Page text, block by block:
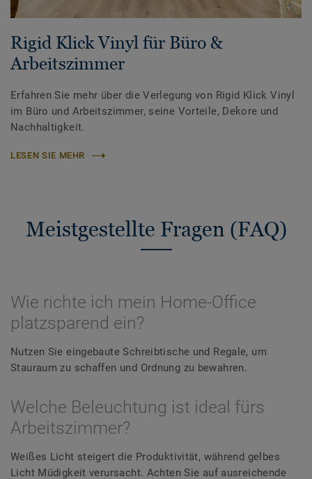
Rigid Klick Vinyl für Büro &
Arbeitszimmer
Erfahren Sie mehr über die Verlegung von Rigid Klick Vinyl
im Büro und Arbeitszimmer, seine Vorteile, Dekore und
Nachhaltigkeit.
LESEN SIE MEHR
Meistgestellte Fragen (FAQ)
Wie richte ich mein Home-Office
platzsparend ein?
Nutzen Sie eingebaute Schreibtische und Regale, um
Stauraum zu schaffen und Ordnung zu bewahren.
Welche Beleuchtung ist ideal fürs
Arbeitszimmer?
Weißes Licht steigert die Produktivität, während gelbes
Licht Müdigkeit verursacht. Achten Sie auf ausreichende